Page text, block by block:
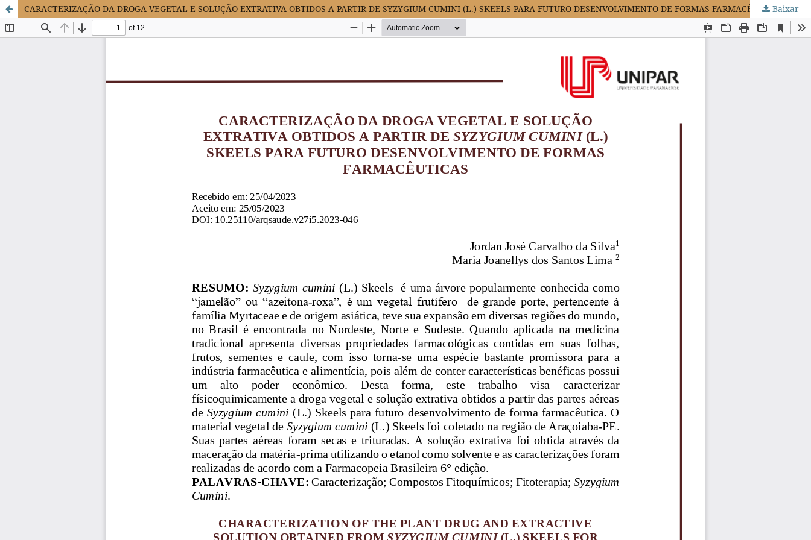
CARACTERIZAÇÃO DA DROGA VEGETAL E SOLUÇÃO EXTRATIVA OBTIDOS A PARTIR DE SYZYGIUM CUMINI (L.) SKEELS PARA FUTURO DESENVOLVIMENTO DE FORMAS FARMACÊUTICASBaixar